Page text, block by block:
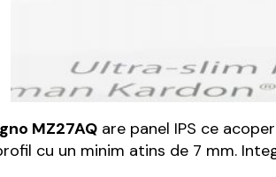
MZ27AQ are panel IPS ce
cu un minim atins de 7 mm.